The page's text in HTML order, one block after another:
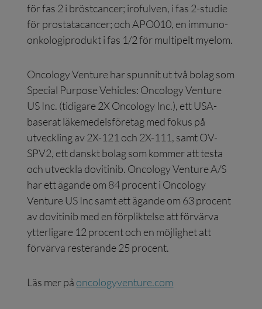
för fas 2 i bröstcancer; irofulven, i fas 2-studie
för prostatacancer; och APO010, en immuno-
onkologiprodukt i fas 1/2 för multipelt myelom.
Oncology Venture har spunnit ut två bolag som
Special Purpose Vehicles: Oncology Venture
US Inc. (tidigare 2X Oncology Inc.), ett USA-
baserat läkemedelsföretag med fokus på
utveckling av 2X-121 och 2X-111, samt OV-
SPV2, ett danskt bolag som kommer att testa
och utveckla dovitinib. Oncology Venture A/S
har ett ägande om 84 procent i Oncology
Venture US Inc samt ett ägande om 63 procent
av dovitinib med en förpliktelse att förvärva
ytterligare 12 procent och en möjlighet att
förvärva resterande 25 procent.
Läs mer på oncologyventure.com